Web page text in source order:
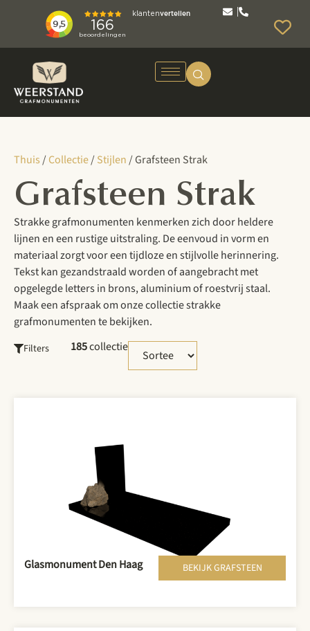
Thuis/ Collectie/ Stijlen/ Grafsteen Strak
Grafsteen Strak
Strakke grafmonumenten kenmerken zich door heldere
lijnen en een rustige uitstraling. De eenvoud in vorm en
materiaal zorgt voor een tijdloze en stijlvolle herinnering.
Tekst kan gezandstraald worden of aangebracht met
opgelegde letters in brons, aluminium of roestvrij staal.
Maak een afspraak om onze collectie strakke
grafmonumenten te bekijken.
Filters 185collectie
Glasmonument Den Haag BEKIJK GRAFSTEEN